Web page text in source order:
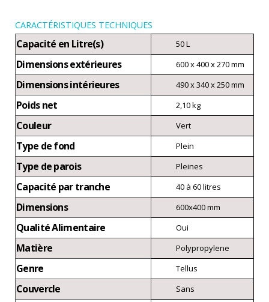
CARACTÉRISTIQUES TECHNIQUES
Capacité en Litre(s) 50 L
Dimensions extérieures 600 x 400 x 270 mm
Dimensions intérieures 490 x 340 x 250 mm
Poids net 2,10 kg
Couleur Vert
Type de fond Plein
Type de parois Pleines
Capacité par tranche 40 à 60 litres
Dimensions 600x400 mm
Qualité Alimentaire Oui
Matière Polypropylene
Genre Tellus
Couvercle Sans